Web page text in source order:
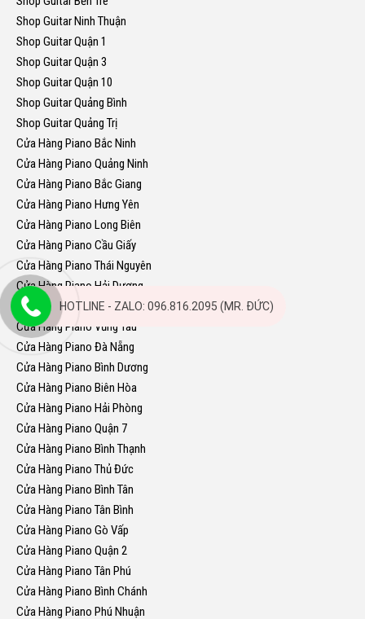
Shop Guitar Ninh Thuận
Shop Guitar Quận 1
Shop Guitar Quận 3
Shop Guitar Quận 10
Shop Guitar Quảng Bình
Shop Guitar Quảng Trị
Cửa Hàng Piano Bắc Ninh
Cửa Hàng Piano Quảng Ninh
Cửa Hàng Piano Bắc Giang
Cửa Hàng Piano Hưng Yên
Cửa Hàng Piano Long Biên
Cửa Hàng Piano Cầu Giấy
Cửa Hàng Piano Thái Nguyên
Cửa Hàng Piano Hải Dương
Cửa Hàng Piano Thanh Hóa
Cửa Hàng Piano Vũng Tàu
Cửa Hàng Piano Đà Nẵng
Cửa Hàng Piano Bình Dương
Cửa Hàng Piano Biên Hòa
Cửa Hàng Piano Hải Phòng
Cửa Hàng Piano Quận 7
Cửa Hàng Piano Bình Thạnh
Cửa Hàng Piano Thủ Đức
Cửa Hàng Piano Bình Tân
Cửa Hàng Piano Tân Bình
Cửa Hàng Piano Gò Vấp
Cửa Hàng Piano Quận 2
Cửa Hàng Piano Tân Phú
Cửa Hàng Piano Bình Chánh
Cửa Hàng Piano Phú Nhuận
HOTLINE - ZALO: 096.816.2095 (MR. ĐỨC)